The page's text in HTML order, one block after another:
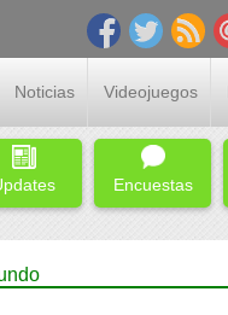
Noticias Videojuegos
Encuestas